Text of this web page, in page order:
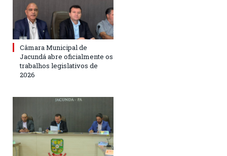
Câmara Municipal de
Jacundá abre oficialmente os
trabalhos legislativos de
2026